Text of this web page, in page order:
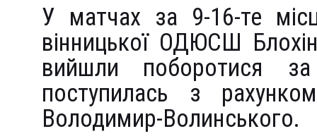
У матчах за 9-16-те
вінницької ОДЮСШ
вийшли поборотися
поступилась з
Володимир-Волинського.